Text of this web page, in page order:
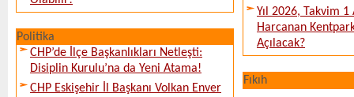
Politika
CHP’de İlçe Başkanlıkları Netleşti:
Disiplin Kurulu’na da Yeni Atama!
CHP Eskişehir İl Başkanı Volkan Enver
Yıl 2026, Takvim
Harcanan
Açılacak?
Fıkıh